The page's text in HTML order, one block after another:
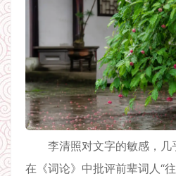
李清照对文字的敏感，几
在《词论》中批评前辈词人“